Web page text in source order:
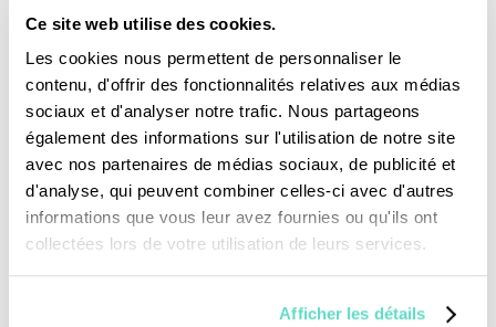
Ce site web utilise des cookies.
Les cookies nous permettent de personnaliser le
contenu, d'offrir des fonctionnalités relatives aux médias
sociaux et d'analyser notre trafic. Nous partageons
également des informations sur l'utilisation de notre site
avec nos partenaires de médias sociaux, de publicité et
d'analyse, qui peuvent combiner celles-ci avec d'autres
informations que vous leur avez fournies ou qu'ils ont
collectées lors de votre utilisation de leurs services.
Afficher les détails
Je fais un don
Revoir la messe du 09 août 2026
TOUS NOS PROGRAMMES
Magazine Le Jour du Seigneur